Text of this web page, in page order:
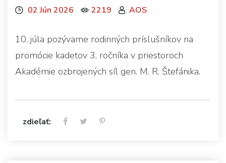
02 Jún 2026 2219 AOS
10. júla pozývame rodinných príslušníkov na
promócie kadetov 3. ročníka v priestoroch
Akadémie ozbrojených síl gen. M. R. Štefánika.
zdieľať: